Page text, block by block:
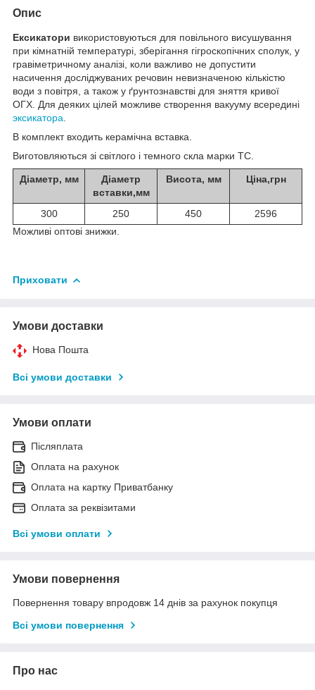
Опис
Ексикатори використовуються для повільного висушування
при кімнатній температурі, зберігання гігроскопічних сполук, у
гравіметричному аналізі, коли важливо не допустити
насичення досліджуваних речовин невизначеною кількістю
води з повітря, а також у ґрунтознавстві для зняття кривої
ОГХ. Для деяких цілей можливе створення вакууму всередині
эксикатора
В комплект входить керамічна вставка.
Виготовляються зі світлого і темного скла марки ТС.
Діаметр, мм
Діаметр
вставки,мм
Висота, мм Ціна,грн
300 250 450
2596
Можливі оптові знижки.
Приховати
Умови доставки
Нова Пошта
Всі умови доставки
Умови оплати
Післяплата
Оплата на рахунок
Оплата на картку Приватбанку
Оплата за реквізитами
Всі умови оплати
Умови повернення
Повернення товару впродовж 14 днів за рахунок покупця
Всі умови повернення
Про нас